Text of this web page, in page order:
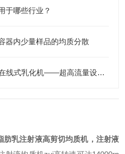
于哪些行业？
器内少量样品的均质分散
深度测评：江苏思峻GDL在线式乳化机——超高流量设计，管线沉淀的“终结者”
肪乳注射液高剪切均质机，注射液